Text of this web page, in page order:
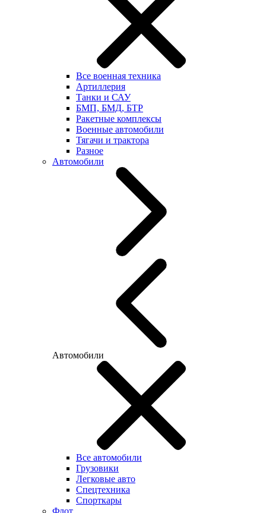
Все военная техника
Артиллерия
Танки и САУ
БМП, БМД, БТР
Ракетные комплексы
Военные автомобили
Тягачи и трактора
Разное
Автомобили
Автомобили
Все автомобили
Грузовики
Легковые авто
Спецтехника
Спорткары
Флот